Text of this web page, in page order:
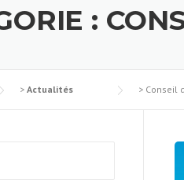
:
> Actualités > Conseil